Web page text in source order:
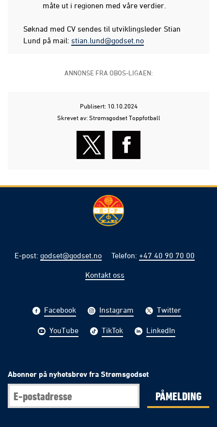
måte ut i regionen med våre verdier.
Søknad med CV sendes til utviklingsleder Stian
Lund på mail: stian.lund@godset.no
ANNONSE FRA OBOS-LIGAEN:
Publisert: 10.10.2024
Skrevet av: Strømsgodset Toppfotball
E-post: godset@godset.no Telefon: +47 40 90 70 00
Kontakt oss
Facebook Instagram Twitter
YouTube TikTok LinkedIn
Abonner på nyhetsbrev fra Strømsgodset
PÅMELDING